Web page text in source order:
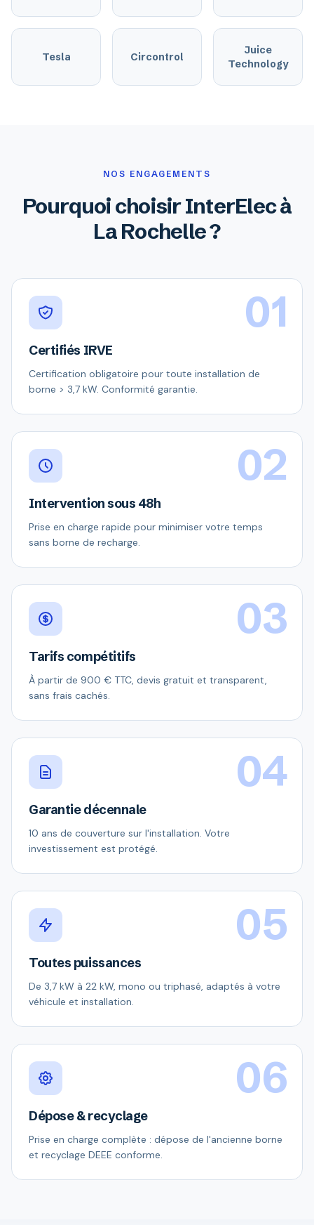
Tesla Circontrol
Juice
Technology
NOS ENGAGEMENTS
Pourquoi choisir InterElec à
La Rochelle ?
01
Certifiés IRVE
Certification obligatoire pour toute installation de
borne > 3,7 kW. Conformité garantie.
02
Intervention sous 48h
Prise en charge rapide pour minimiser votre temps
sans borne de recharge.
03
Tarifs compétitifs
À partir de 900 € TTC, devis gratuit et transparent,
sans frais cachés.
04
Garantie décennale
10 ans de couverture sur l'installation. Votre
investissement est protégé.
05
Toutes puissances
De 3,7 kW à 22 kW, mono ou triphasé, adaptés à votre
véhicule et installation.
06
Dépose & recyclage
Prise en charge complète : dépose de l'ancienne borne
et recyclage DEEE conforme.